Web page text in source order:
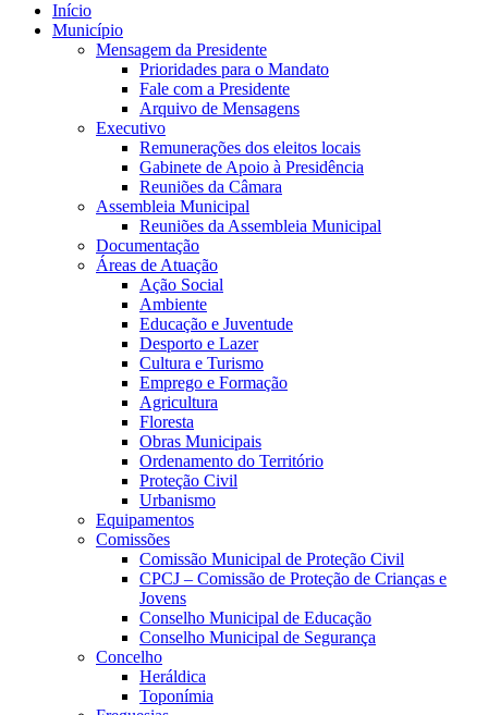
Início
Município
Mensagem da Presidente
Prioridades para o Mandato
Fale com a Presidente
Arquivo de Mensagens
Executivo
Remunerações dos eleitos locais
Gabinete de Apoio à Presidência
Reuniões da Câmara
Assembleia Municipal
Reuniões da Assembleia Municipal
Documentação
Áreas de Atuação
Ação Social
Ambiente
Educação e Juventude
Desporto e Lazer
Cultura e Turismo
Emprego e Formação
Agricultura
Floresta
Obras Municipais
Ordenamento do Território
Proteção Civil
Urbanismo
Equipamentos
Comissões
Comissão Municipal de Proteção Civil
CPCJ – Comissão de Proteção de Crianças e
Jovens
Conselho Municipal de Educação
Conselho Municipal de Segurança
Concelho
Heráldica
Toponímia